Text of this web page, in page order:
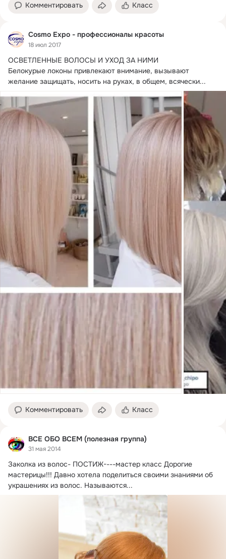
Комментировать Класс
Cosmo Expo - профессионалы красоты
18 июл 2017
ОСВЕТЛЕННЫЕ ВОЛОСЫ И УХОД ЗА НИМИ
Белокурые локоны привлекают внимание, вызывают
желание защищать, носить на руках, в общем, всячески...
Комментировать Класс
ВСЕ ОБО ВСЕМ (полезная группа)
31 мая 2014
Заколка из волос- ПОСТИЖ----мастер класс Дорогие
мастерицы!!! Давно хотела поделиться своими знаниями об
украшениях из волос. Называются...